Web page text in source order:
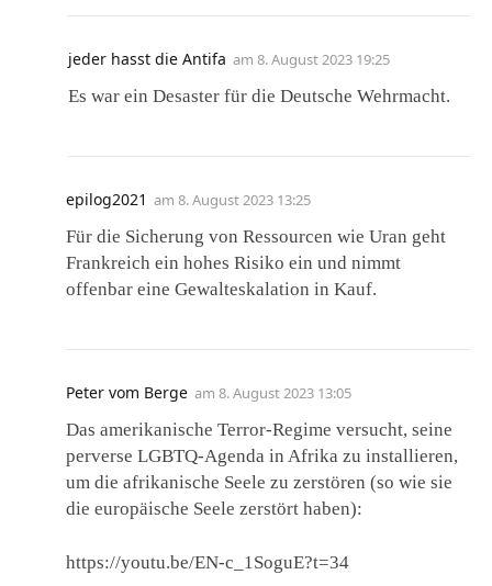
jeder hasst die Antifa am 8. August 2023 19:25
Es war ein Desaster für die Deutsche Wehrmacht.
epilog2021 am 8. August 2023 13:25
Für die Sicherung von Ressourcen wie Uran geht
Frankreich ein hohes Risiko ein und nimmt
offenbar eine Gewalteskalation in Kauf.
Peter vom Berge am 8. August 2023 13:05
Das amerikanische Terror-Regime versucht, seine
perverse LGBTQ-Agenda in Afrika zu installieren,
um die afrikanische Seele zu zerstören (so wie sie
die europäische Seele zerstört haben):
https://youtu.be/EN-c_1SoguE?t=34